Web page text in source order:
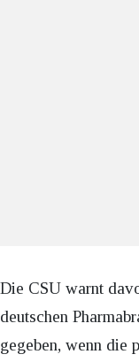
Die CSU warnt
deutschen
gegeben, wenn die